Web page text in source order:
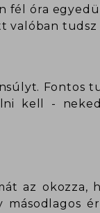
fél óra
valóban tudsz
Fontos
kell -
az okozza,